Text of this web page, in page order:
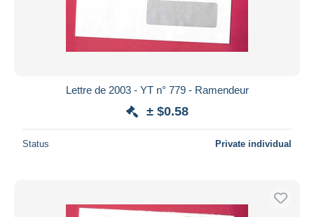
Lettre de 2003 - YT n° 779 - Ramendeur
± $0.58
Status Private individual